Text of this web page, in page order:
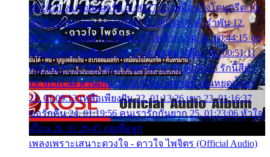
00:24:21 ลบรอยแผลรัก 9. 00:27:35 เหมือนใจโดนกรีด 10.
00:30:54 ขบวนการเปาเปียว 11. 00:34:05 คำรำพัน 12.
00:37:20 ปาหนัน 13. 00:40:37 ใจเจ้ากรรม 14. 00:44:15 จูบ
ฉันแล้วจงตายเสีย 15. 00:47:24 ขอสูมาเต๊อะ 16. 00:51:11
คนใจมาร 17. 00:54:50 คืนทรมาน 18. 00:58:25 รักนี้สีดำ
19. 01:01:44 ส่วนเกิน 20. 01:05:42 หยาดน้ำฝนหยดน้ำตา
21. 01:09:13 เหลือเพียงฝัน 22. 01:13:26 เขา 23. 01:16:37
ขอรักคืน 24. 01:19:56 คนเรารักกันยาก 25. 01:23:06 หัวใจ
เถื่อน 26. 01:26:45 อยู่เพื่อลูก
เพลงเพราะเสนาะดวงใจ - ดาวใจ ไพจิตร (Official Audio)